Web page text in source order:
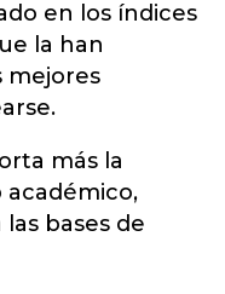
en los índices
la han
mejores
más la
bases de